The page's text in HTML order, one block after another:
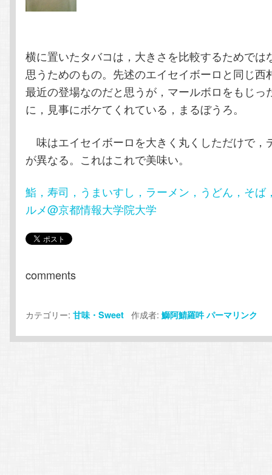
ツ
移
へ
動
横に置いたタバコは，大きさを比較するためでは
思うためのもの。先述のエイセイボーロと同じ西
最近の登場なのだと思うが，マールボロをもじっ
に，見事にボケてくれている，まるぼうろ。
味はエイセイボーロを大きく丸くしただけで，
が異なる。これはこれで美味い。
鮨，寿司，うまいすし，ラーメン，うどん，そば
ルメ@京都情報大学院大学
comments
カテゴリー:甘味・Sweet 作成者:鰤阿鯖羅吽 パーマリンク